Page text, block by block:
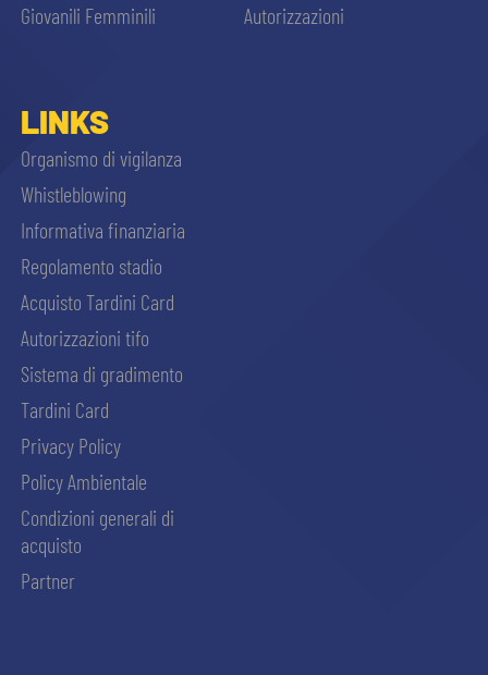
Giovanili Femminili
Autorizzazioni
LINKS
Organismo di vigilanza
Whistleblowing
Informativa finanziaria
Regolamento stadio
Acquisto Tardini Card
Autorizzazioni tifo
Sistema di gradimento
Tardini Card
Privacy Policy
Policy Ambientale
Condizioni generali di
acquisto
Partner